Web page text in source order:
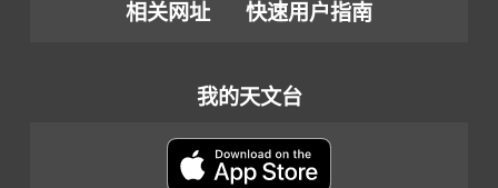
相关网址
快速用户指南
我的天文台